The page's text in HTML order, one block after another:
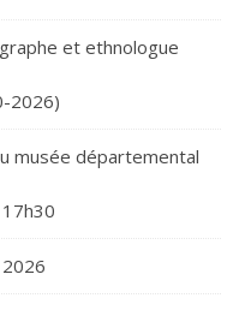
et ethnologue
2026)
musée départemental